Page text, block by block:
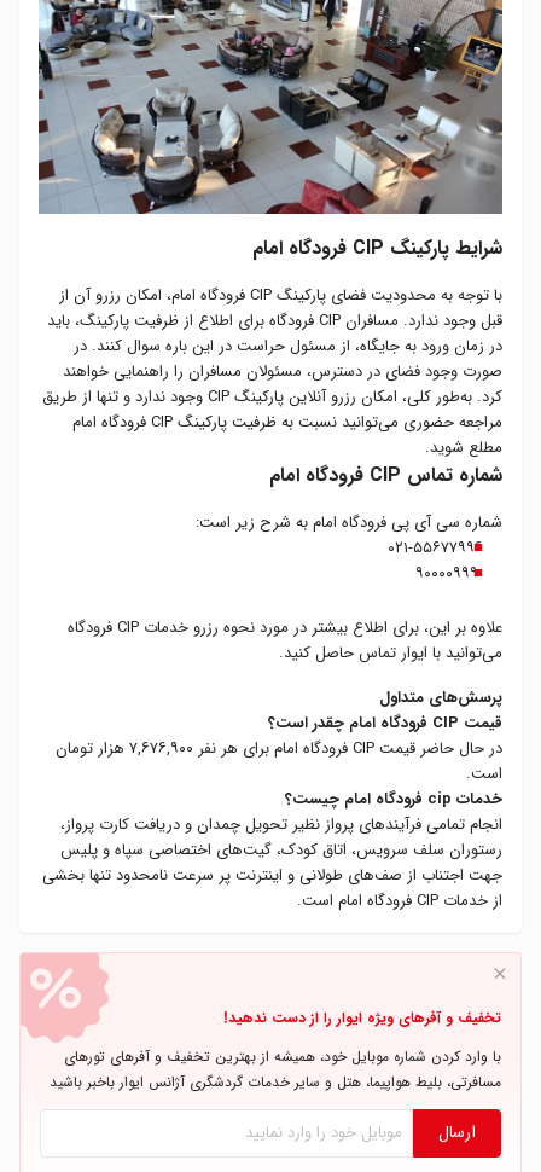
شرایط پارکینگ CIP فرودگاه امام
با توجه به محدودیت فضای پارکینگ CIP فرودگاه امام، امکان رزرو آن از
قبل وجود ندارد. مسافران CIP فرودگاه برای اطلاع از ظرفیت پارکینگ، باید
در زمان ورود به جایگاه، از مسئول حراست در این باره سوال کنند. در
صورت وجود فضای در دسترس، مسئولان مسافران را راهنمایی خواهند
کرد. به‌طور کلی، امکان رزرو آنلاین پارکینگ CIP وجود ندارد و تنها از طریق
مراجعه حضوری می‌توانید نسبت به ظرفیت پارکینگ CIP فرودگاه امام
مطلع شوید.
شماره تماس CIP فرودگاه امام
شماره سی آی پی فرودگاه امام به شرح زیر است:
۰۲۱-۵۵۶۷۷۹۹۶
۹۰۰۰۰۹۹۹
علاوه بر این، برای اطلاع بیشتر در مورد نحوه رزرو خدمات CIP فرودگاه
می‌توانید با ایوار تماس حاصل کنید.
پرسش‌های متداول
قیمت CIP فرودگاه امام چقدر است؟
در حال حاضر قیمت CIP فرودگاه امام برای هر نفر ۷,۶۷۶,۹۰۰ هزار تومان
است.
خدمات cip فرودگاه امام چیست؟
انجام تمامی فرآیندهای پرواز نظیر تحویل چمدان و دریافت کارت پرواز،
رستوران سلف سرویس، اتاق کودک، گیت‌های اختصاصی سپاه و پلیس
جهت اجتناب از صف‌های طولانی و اینترنت پر سرعت نامحدود تنها بخشی
از خدمات CIP فرودگاه امام است.
تخفیف و آفرهای ویژه ایوار را از دست ندهید!
با وارد کردن شماره موبایل خود، همیشه از بهترین تخفیف و آفرهای تورهای
مسافرتی، بلیط هواپیما، هتل و سایر خدمات گردشگری آژانس ایوار باخبر باشید
ارسال